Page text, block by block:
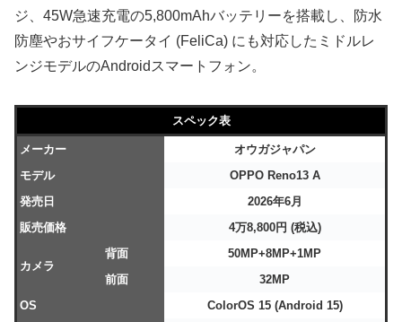
ジ、45W急速充電の5,800mAhバッテリーを搭載し、防水
防塵やおサイフケータイ (FeliCa) にも対応したミドルレ
ンジモデルのAndroidスマートフォン。
スペック表
メーカー
オウガジャパン
モデル
OPPO Reno13 A
発売日
2026年6月
販売価格
4万8,800円 (税込)
カメラ
背面
50MP+8MP+1MP
前面
32MP
OS
ColorOS 15 (Android 15)